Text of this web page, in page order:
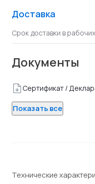
Доставка
Срок доставки в
Документы
Сертификат /
Показать все
Технические